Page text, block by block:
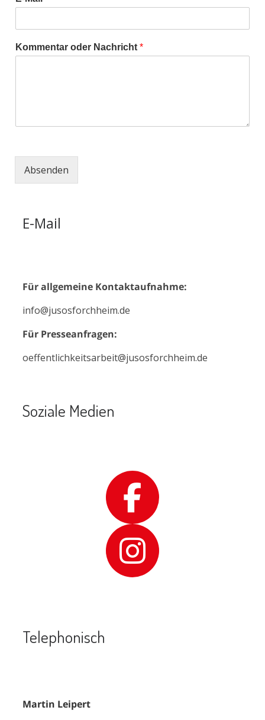
Kommentar oder Nachricht *
Absenden
E-Mail
Für allgemeine Kontaktaufnahme:
info@jusosforchheim.de
Für Presseanfragen:
oeffentlichkeitsarbeit@jusosforchheim.de
Soziale Medien
Telephonisch
Martin Leipert